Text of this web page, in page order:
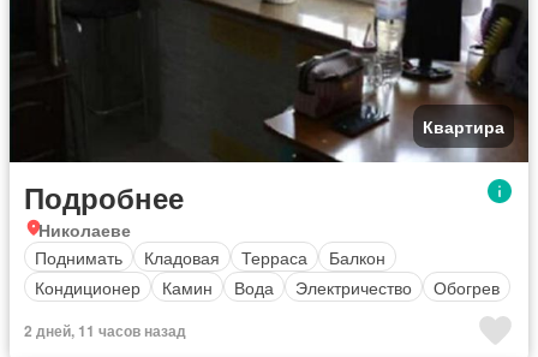
Квартира
Подробнее
Николаеве
Поднимать
Кладовая Терраса
Балкон
Кондиционер
Камин Вода Электричество Обогрев
2 дней, 11 часов назад